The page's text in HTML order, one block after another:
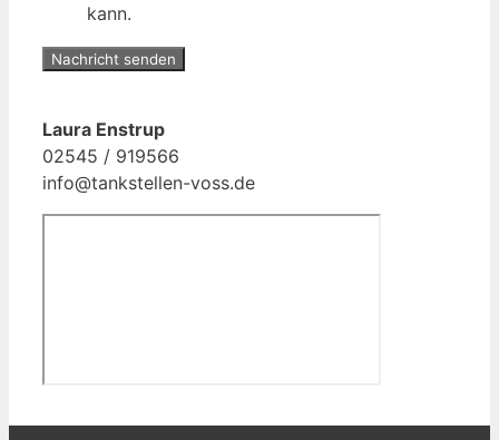
kann.
Nachricht senden
Laura Enstrup
02545 / 919566
info@tankstellen-voss.de